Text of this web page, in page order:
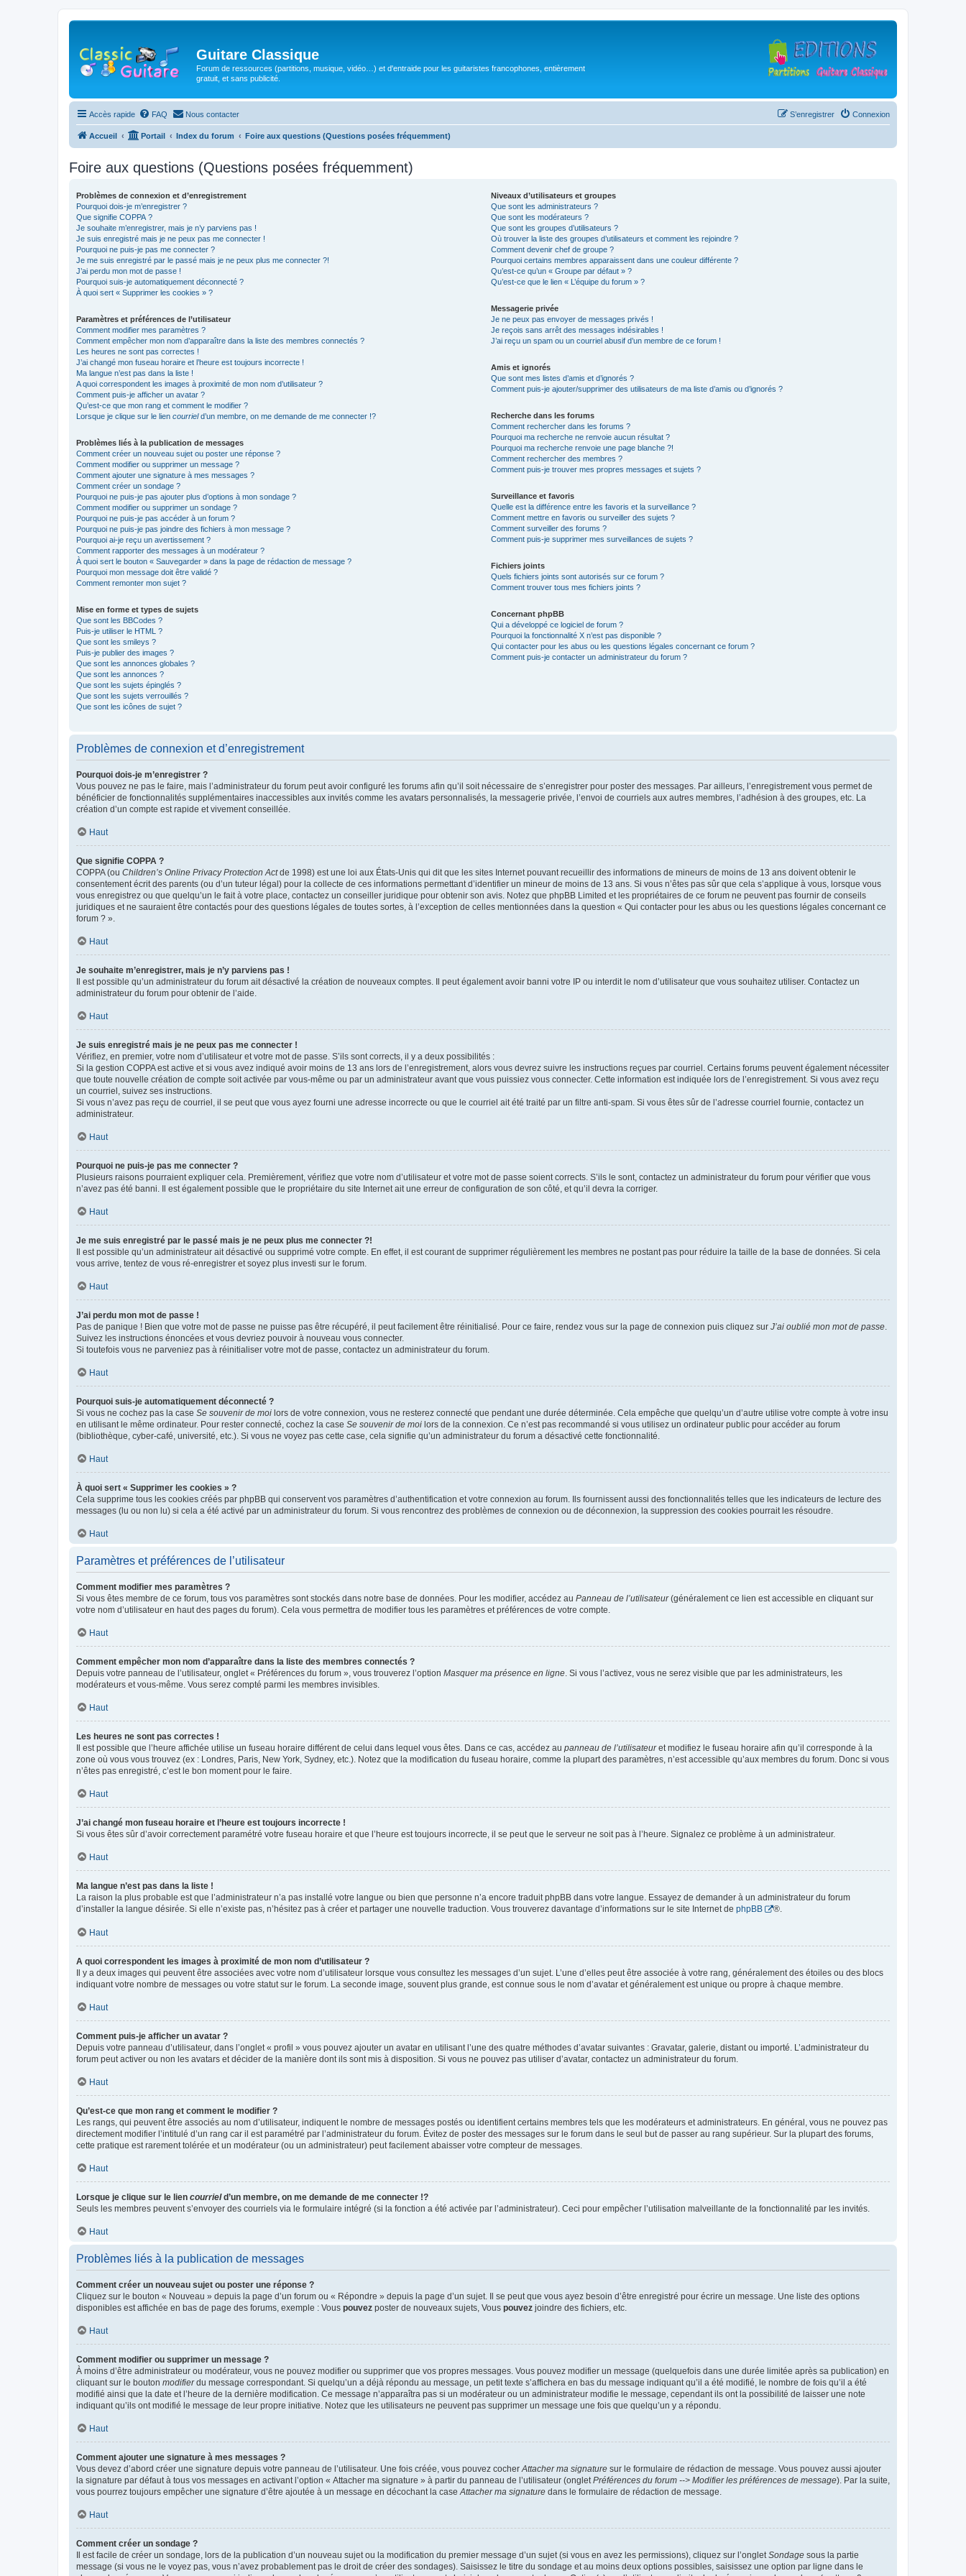
Guitare Classique
Forum de ressources (partitions, musique, vidéo…) et d'entraide pour les guitaristes francophones, entièrement
gratuit, et sans publicité.
Accès rapide FAQ Nous contacter Connexion
S’enregistrer
Accueil Portail Index du forum Foire aux questions (Questions posées fréquemment)
Foire aux questions (Questions posées fréquemment)
Problèmes de connexion et d’enregistrement
Pourquoi dois-je m’enregistrer ?
Que signifie COPPA ?
Je souhaite m’enregistrer, mais je n’y parviens pas !
Je suis enregistré mais je ne peux pas me connecter !
Pourquoi ne puis-je pas me connecter ?
Je me suis enregistré par le passé mais je ne peux plus me connecter ?!
J’ai perdu mon mot de passe !
Pourquoi suis-je automatiquement déconnecté ?
À quoi sert « Supprimer les cookies » ?
Paramètres et préférences de l’utilisateur
Comment modifier mes paramètres ?
Comment empêcher mon nom d’apparaître dans la liste des membres connectés ?
Les heures ne sont pas correctes !
J’ai changé mon fuseau horaire et l’heure est toujours incorrecte !
Ma langue n’est pas dans la liste !
A quoi correspondent les images à proximité de mon nom d’utilisateur ?
Comment puis-je afficher un avatar ?
Qu’est-ce que mon rang et comment le modifier ?
Lorsque je clique sur le lien courrield’un membre, on me demande de me connecter !?
Problèmes liés à la publication de messages
Comment créer un nouveau sujet ou poster une réponse ?
Comment modifier ou supprimer un message ?
Comment ajouter une signature à mes messages ?
Comment créer un sondage ?
Pourquoi ne puis-je pas ajouter plus d’options à mon sondage ?
Comment modifier ou supprimer un sondage ?
Pourquoi ne puis-je pas accéder à un forum ?
Pourquoi ne puis-je pas joindre des fichiers à mon message ?
Pourquoi ai-je reçu un avertissement ?
Comment rapporter des messages à un modérateur ?
À quoi sert le bouton « Sauvegarder » dans la page de rédaction de message ?
Pourquoi mon message doit être validé ?
Comment remonter mon sujet ?
Mise en forme et types de sujets
Que sont les BBCodes ?
Puis-je utiliser le HTML ?
Que sont les smileys ?
Puis-je publier des images ?
Que sont les annonces globales ?
Que sont les annonces ?
Que sont les sujets épinglés ?
Que sont les sujets verrouillés ?
Que sont les icônes de sujet ?
Niveaux d’utilisateurs et groupes
Que sont les administrateurs ?
Que sont les modérateurs ?
Que sont les groupes d’utilisateurs ?
Où trouver la liste des groupes d’utilisateurs et comment les rejoindre ?
Comment devenir chef de groupe ?
Pourquoi certains membres apparaissent dans une couleur différente ?
Qu’est-ce qu’un « Groupe par défaut » ?
Qu’est-ce que le lien « L’équipe du forum » ?
Messagerie privée
Je ne peux pas envoyer de messages privés !
Je reçois sans arrêt des messages indésirables !
J’ai reçu un spam ou un courriel abusif d’un membre de ce forum !
Amis et ignorés
Que sont mes listes d’amis et d’ignorés ?
Comment puis-je ajouter/supprimer des utilisateurs de ma liste d’amis ou d’ignorés ?
Recherche dans les forums
Comment rechercher dans les forums ?
Pourquoi ma recherche ne renvoie aucun résultat ?
Pourquoi ma recherche renvoie une page blanche ?!
Comment rechercher des membres ?
Comment puis-je trouver mes propres messages et sujets ?
Surveillance et favoris
Quelle est la différence entre les favoris et la surveillance ?
Comment mettre en favoris ou surveiller des sujets ?
Comment surveiller des forums ?
Comment puis-je supprimer mes surveillances de sujets ?
Fichiers joints
Quels fichiers joints sont autorisés sur ce forum ?
Comment trouver tous mes fichiers joints ?
Concernant phpBB
Qui a développé ce logiciel de forum ?
Pourquoi la fonctionnalité X n’est pas disponible ?
Qui contacter pour les abus ou les questions légales concernant ce forum ?
Comment puis-je contacter un administrateur du forum ?
Problèmes de connexion et d’enregistrement
Pourquoi dois-je m’enregistrer ?
Vous pouvez ne pas le faire, mais l’administrateur du forum peut avoir configuré les forums afin qu’il soit nécessaire de s’enregistrer pour poster des messages. Par ailleurs, l’enregistrement vous permet de
bénéficier de fonctionnalités supplémentaires inaccessibles aux invités comme les avatars personnalisés, la messagerie privée, l’envoi de courriels aux autres membres, l’adhésion à des groupes, etc. La
création d’un compte est rapide et vivement conseillée.
Haut
Que signifie COPPA ?
COPPA (ou Children’s Online Privacy Protection Actde 1998) est une loi aux États-Unis qui dit que les sites Internet pouvant recueillir des informations de mineurs de moins de 13 ans doivent obtenir le
consentement écrit des parents (ou d’un tuteur légal) pour la collecte de ces informations permettant d’identifier un mineur de moins de 13 ans. Si vous n’êtes pas sûr que cela s’applique à vous, lorsque vous
vous enregistrez ou que quelqu’un le fait à votre place, contactez un conseiller juridique pour obtenir son avis. Notez que phpBB Limited et les propriétaires de ce forum ne peuvent pas fournir de conseils
juridiques et ne sauraient être contactés pour des questions légales de toutes sortes, à l’exception de celles mentionnées dans la question « Qui contacter pour les abus ou les questions légales concernant ce
forum ? ».
Haut
Je souhaite m’enregistrer, mais je n’y parviens pas !
Il est possible qu’un administrateur du forum ait désactivé la création de nouveaux comptes. Il peut également avoir banni votre IP ou interdit le nom d’utilisateur que vous souhaitez utiliser. Contactez un
administrateur du forum pour obtenir de l’aide.
Haut
Je suis enregistré mais je ne peux pas me connecter !
Vérifiez, en premier, votre nom d’utilisateur et votre mot de passe. S’ils sont corrects, il y a deux possibilités :
Si la gestion COPPA est active et si vous avez indiqué avoir moins de 13 ans lors de l’enregistrement, alors vous devrez suivre les instructions reçues par courriel. Certains forums peuvent également nécessiter
que toute nouvelle création de compte soit activée par vous-même ou par un administrateur avant que vous puissiez vous connecter. Cette information est indiquée lors de l’enregistrement. Si vous avez reçu
un courriel, suivez ses instructions.
Si vous n’avez pas reçu de courriel, il se peut que vous ayez fourni une adresse incorrecte ou que le courriel ait été traité par un filtre anti-spam. Si vous êtes sûr de l’adresse courriel fournie, contactez un
administrateur.
Haut
Pourquoi ne puis-je pas me connecter ?
Plusieurs raisons pourraient expliquer cela. Premièrement, vérifiez que votre nom d’utilisateur et votre mot de passe soient corrects. S’ils le sont, contactez un administrateur du forum pour vérifier que vous
n’avez pas été banni. Il est également possible que le propriétaire du site Internet ait une erreur de configuration de son côté, et qu’il devra la corriger.
Haut
Je me suis enregistré par le passé mais je ne peux plus me connecter ?!
Il est possible qu’un administrateur ait désactivé ou supprimé votre compte. En effet, il est courant de supprimer régulièrement les membres ne postant pas pour réduire la taille de la base de données. Si cela
vous arrive, tentez de vous ré-enregistrer et soyez plus investi sur le forum.
Haut
J’ai perdu mon mot de passe !
Pas de panique ! Bien que votre mot de passe ne puisse pas être récupéré, il peut facilement être réinitialisé. Pour ce faire, rendez vous sur la page de connexion puis cliquez sur J’ai oublié mon mot de passe.
Suivez les instructions énoncées et vous devriez pouvoir à nouveau vous connecter.
Si toutefois vous ne parveniez pas à réinitialiser votre mot de passe, contactez un administrateur du forum.
Haut
Pourquoi suis-je automatiquement déconnecté ?
Si vous ne cochez pas la case Se souvenir de moi lors de votre connexion, vous ne resterez connecté que pendant une durée déterminée. Cela empêche que quelqu’un d’autre utilise votre compte à votre insu
en utilisant le même ordinateur. Pour rester connecté, cochez la case Se souvenir de moi lors de la connexion. Ce n’est pas recommandé si vous utilisez un ordinateur public pour accéder au forum
(bibliothèque, cyber-café, université, etc.). Si vous ne voyez pas cette case, cela signifie qu’un administrateur du forum a désactivé cette fonctionnalité.
Haut
À quoi sert « Supprimer les cookies » ?
Cela supprime tous les cookies créés par phpBB qui conservent vos paramètres d’authentification et votre connexion au forum. Ils fournissent aussi des fonctionnalités telles que les indicateurs de lecture des
messages (lu ou non lu) si cela a été activé par un administrateur du forum. Si vous rencontrez des problèmes de connexion ou de déconnexion, la suppression des cookies pourrait les résoudre.
Haut
Paramètres et préférences de l’utilisateur
Comment modifier mes paramètres ?
Si vous êtes membre de ce forum, tous vos paramètres sont stockés dans notre base de données. Pour les modifier, accédez au Panneau de l’utilisateur(généralement ce lien est accessible en cliquant sur
votre nom d’utilisateur en haut des pages du forum). Cela vous permettra de modifier tous les paramètres et préférences de votre compte.
Haut
Comment empêcher mon nom d’apparaître dans la liste des membres connectés ?
Depuis votre panneau de l’utilisateur, onglet « Préférences du forum », vous trouverez l’option Masquer ma présence en ligne. Si vous l’activez, vous ne serez visible que par les administrateurs, les
modérateurs et vous-même. Vous serez compté parmi les membres invisibles.
Haut
Les heures ne sont pas correctes !
Il est possible que l’heure affichée utilise un fuseau horaire différent de celui dans lequel vous êtes. Dans ce cas, accédez au panneau de l’utilisateuret modifiez le fuseau horaire afin qu’il corresponde à la
zone où vous vous trouvez (ex : Londres, Paris, New York, Sydney, etc.). Notez que la modification du fuseau horaire, comme la plupart des paramètres, n’est accessible qu’aux membres du forum. Donc si vous
n’êtes pas enregistré, c’est le bon moment pour le faire.
Haut
J’ai changé mon fuseau horaire et l’heure est toujours incorrecte !
Si vous êtes sûr d’avoir correctement paramétré votre fuseau horaire et que l’heure est toujours incorrecte, il se peut que le serveur ne soit pas à l’heure. Signalez ce problème à un administrateur.
Haut
Ma langue n’est pas dans la liste !
La raison la plus probable est que l’administrateur n’a pas installé votre langue ou bien que personne n’a encore traduit phpBB dans votre langue. Essayez de demander à un administrateur du forum
d’installer la langue désirée. Si elle n’existe pas, n’hésitez pas à créer et partager une nouvelle traduction. Vous trouverez davantage d’informations sur le site Internet de phpBB ®.
Haut
A quoi correspondent les images à proximité de mon nom d’utilisateur ?
Il y a deux images qui peuvent être associées avec votre nom d’utilisateur lorsque vous consultez les messages d’un sujet. L’une d’elles peut être associée à votre rang, généralement des étoiles ou des blocs
indiquant votre nombre de messages ou votre statut sur le forum. La seconde image, souvent plus grande, est connue sous le nom d’avatar et généralement est unique ou propre à chaque membre.
Haut
Comment puis-je afficher un avatar ?
Depuis votre panneau d’utilisateur, dans l’onglet « profil » vous pouvez ajouter un avatar en utilisant l’une des quatre méthodes d’avatar suivantes : Gravatar, galerie, distant ou importé. L’administrateur du
forum peut activer ou non les avatars et décider de la manière dont ils sont mis à disposition. Si vous ne pouvez pas utiliser d’avatar, contactez un administrateur du forum.
Haut
Qu’est-ce que mon rang et comment le modifier ?
Les rangs, qui peuvent être associés au nom d’utilisateur, indiquent le nombre de messages postés ou identifient certains membres tels que les modérateurs et administrateurs. En général, vous ne pouvez pas
directement modifier l’intitulé d’un rang car il est paramétré par l’administrateur du forum. Évitez de poster des messages sur le forum dans le seul but de passer au rang supérieur. Sur la plupart des forums,
cette pratique est rarement tolérée et un modérateur (ou un administrateur) peut facilement abaisser votre compteur de messages.
Haut
Lorsque je clique sur le lien courrield’un membre, on me demande de me connecter !?
Seuls les membres peuvent s’envoyer des courriels via le formulaire intégré (si la fonction a été activée par l’administrateur). Ceci pour empêcher l’utilisation malveillante de la fonctionnalité par les invités.
Haut
Problèmes liés à la publication de messages
Comment créer un nouveau sujet ou poster une réponse ?
Cliquez sur le bouton « Nouveau » depuis la page d’un forum ou « Répondre » depuis la page d’un sujet. Il se peut que vous ayez besoin d’être enregistré pour écrire un message. Une liste des options
disponibles est affichée en bas de page des forums, exemple : Vous pouvez poster de nouveaux sujets, Vous pouvez joindre des fichiers, etc.
Haut
Comment modifier ou supprimer un message ?
À moins d’être administrateur ou modérateur, vous ne pouvez modifier ou supprimer que vos propres messages. Vous pouvez modifier un message (quelquefois dans une durée limitée après sa publication) en
cliquant sur le bouton modifierdu message correspondant. Si quelqu’un a déjà répondu au message, un petit texte s’affichera en bas du message indiquant qu’il a été modifié, le nombre de fois qu’il a été
modifié ainsi que la date et l’heure de la dernière modification. Ce message n’apparaîtra pas si un modérateur ou un administrateur modifie le message, cependant ils ont la possibilité de laisser une note
indiquant qu’ils ont modifié le message de leur propre initiative. Notez que les utilisateurs ne peuvent pas supprimer un message une fois que quelqu’un y a répondu.
Haut
Comment ajouter une signature à mes messages ?
Vous devez d’abord créer une signature depuis votre panneau de l’utilisateur. Une fois créée, vous pouvez cocherAttacher ma signature sur le formulaire de rédaction de message. Vous pouvez aussi ajouter
la signature par défaut à tous vos messages en activant l’option « Attacher ma signature » à partir du panneau de l’utilisateur (ongletPréférences du forum --> Modifier les préférences de message). Par la suite,
vous pourrez toujours empêcher une signature d’être ajoutée à un message en décochant la caseAttacher ma signature dans le formulaire de rédaction de message.
Haut
Comment créer un sondage ?
Il est facile de créer un sondage, lors de la publication d’un nouveau sujet ou la modification du premier message d’un sujet (si vous en avez les permissions), cliquez sur l’ongletSondage sous la partie
message (si vous ne le voyez pas, vous n’avez probablement pas le droit de créer des sondages). Saisissez le titre du sondage et au moins deux options possibles, saisissez une option par ligne dans le